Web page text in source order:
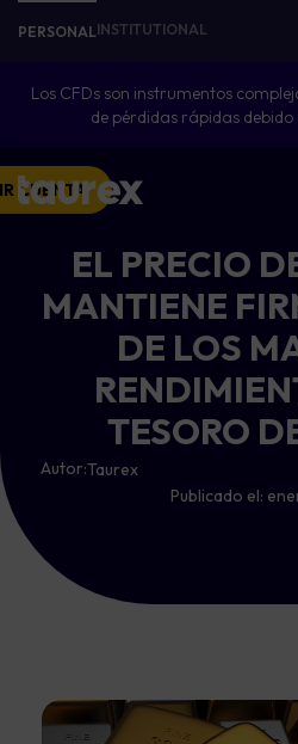
PERSONALINSTITUTIONAL
Los CFDs son instrumentos
de pérdidas rápidas
CUENTA
EL PRECIO
MANTIENE
DE LOS
TESORO
Autor:Taurex
Publicado el: